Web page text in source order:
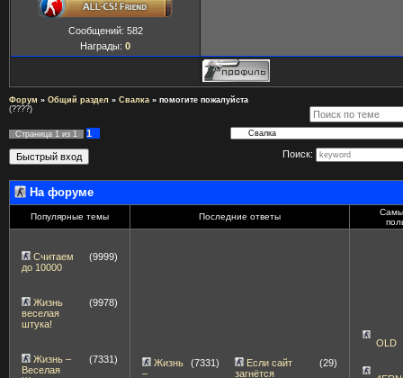
Сообщений: 582
Награды: 0
Форум » Общий раздел » Свалка » помогите пожалуйста
(????)
Страница 1 из 1
1
Поиск:
На форуме
Популярные темы Последние ответы
Считаем
до 10000
(9999)
Жизнь
веселая
штука!
(9978)
Жизнь –
Веселая
(7331)
Жизнь
–
(7331)
Если сайт
загнётся
(29)
OLD